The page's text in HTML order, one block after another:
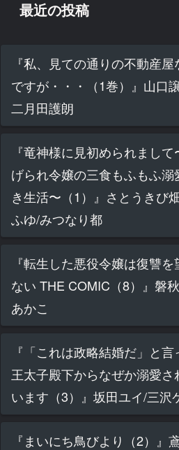
最近の投稿
『私、見ての通りの不動産屋
ですが・・・（1巻）』山口
二月田護朗
『竜神様に見初められまして
げられ令嬢の三食もふもふ溺
き生活〜（1）』さとうきび
ふゆ/みつなり都
『転生した悪役令嬢は復讐を
ない THE COMIC（8）』磐
あかこ
『「これは政略結婚だ」と言
王太子殿下からなぜか溺愛さ
います（3）』坂田ユイ/三沢
『まいにち鳥びより（2）』